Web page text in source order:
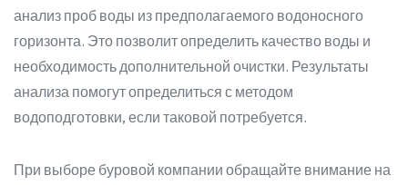
анализ проб воды из предполагаемого водоносного
горизонта. Это позволит определить качество воды и
необходимость дополнительной очистки. Результаты
анализа помогут определиться с методом
водоподготовки, если таковой потребуется.
При выборе буровой компании обращайте внимание на